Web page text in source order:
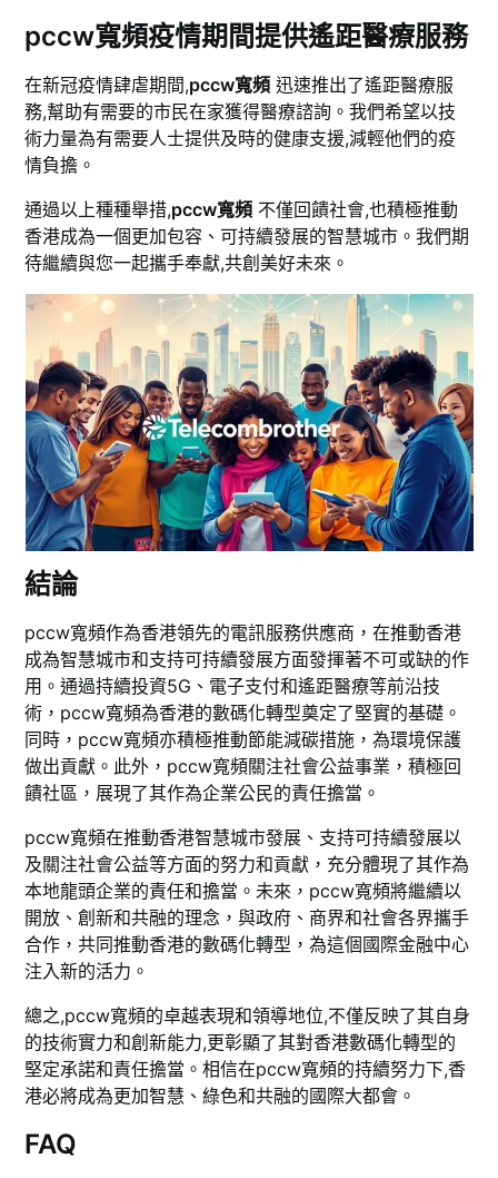
pccw寬頻疫情期間提供遙距醫療服務
在新冠疫情肆虐期間,pccw寬頻 迅速推出了遙距醫療服
務,幫助有需要的市民在家獲得醫療諮詢。我們希望以技
術力量為有需要人士提供及時的健康支援,減輕他們的疫
情負擔。
通過以上種種舉措,pccw寬頻 不僅回饋社會,也積極推動
香港成為一個更加包容、可持續發展的智慧城市。我們期
待繼續與您一起攜手奉獻,共創美好未來。
結論
pccw寬頻作為香港領先的電訊服務供應商，在推動香港
成為智慧城市和支持可持續發展方面發揮著不可或缺的作
用。通過持續投資5G、電子支付和遙距醫療等前沿技
術，pccw寬頻為香港的數碼化轉型奠定了堅實的基礎。
同時，pccw寬頻亦積極推動節能減碳措施，為環境保護
做出貢獻。此外，pccw寬頻關注社會公益事業，積極回
饋社區，展現了其作為企業公民的責任擔當。
pccw寬頻在推動香港智慧城市發展、支持可持續發展以
及關注社會公益等方面的努力和貢獻，充分體現了其作為
本地龍頭企業的責任和擔當。未來，pccw寬頻將繼續以
開放、創新和共融的理念，與政府、商界和社會各界攜手
合作，共同推動香港的數碼化轉型，為這個國際金融中心
注入新的活力。
總之,pccw寬頻的卓越表現和領導地位,不僅反映了其自身
的技術實力和創新能力,更彰顯了其對香港數碼化轉型的
堅定承諾和責任擔當。相信在pccw寬頻的持續努力下,香
港必將成為更加智慧、綠色和共融的國際大都會。
FAQ